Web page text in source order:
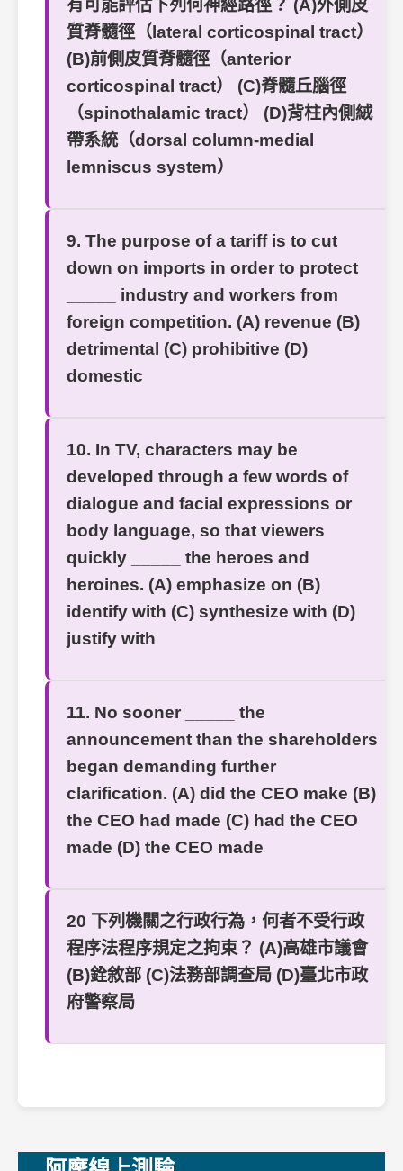
有可能評估下列何神經路徑？ (A)外側皮
質脊髓徑（lateral corticospinal tract）
(B)前側皮質脊髓徑（anterior
corticospinal tract） (C)脊髓丘腦徑
（spinothalamic tract） (D)背柱內側絨
帶系統（dorsal column-medial
lemniscus system）
9. The purpose of a tariff is to cut
down on imports in order to protect
_____ industry and workers from
foreign competition. (A) revenue (B)
detrimental (C) prohibitive (D)
domestic
10. In TV, characters may be
developed through a few words of
dialogue and facial expressions or
body language, so that viewers
quickly _____ the heroes and
heroines. (A) emphasize on (B)
identify with (C) synthesize with (D)
justify with
11. No sooner _____ the
announcement than the shareholders
began demanding further
clarification. (A) did the CEO make (B)
the CEO had made (C) had the CEO
made (D) the CEO made
20 下列機關之行政行為，何者不受行政
程序法程序規定之拘束？ (A)高雄市議會
(B)銓敘部 (C)法務部調查局 (D)臺北市政
府警察局